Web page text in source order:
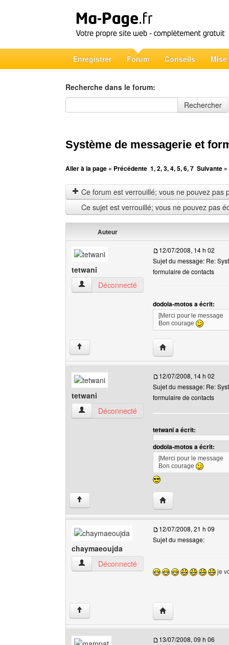
Enregistrer Forum Conseils Mise
Recherche dans le forum:
Recherche dans le forum
Rechercher
Système de messagerie et
Aller à la page « Précédente 1,2,3,4,5,6,7 Suivante »
Ce forum est verrouillé; vous ne pouvez pas
Ce sujet est verrouillé; vous ne pouvez pas
Auteur
tetwani
tetwani Voir le profil de l'utilisateur
Déconnecté
12/07/2008, 14 h 02
Sujet du message: Re:
formulaire de contacts
dodola-motos a écrit:
[Merci pour le message
Bon courage
↑ Visiter le site web de
tetwani
tetwani Voir le profil de l'utilisateur
Déconnecté
12/07/2008, 14 h 02
Sujet du message: Re:
formulaire de contacts
tetwani a écrit:
dodola-motos a écrit:
[Merci pour le message
Bon courage
↑ Visiter le site web de
chaymaeoujda
chaymaeoujda Voir le profil de l'utilisateur
Déconnecté
12/07/2008, 21 h 09
Sujet du message:
je
↑ Visiter le site web
13/07/2008, 09 h 06